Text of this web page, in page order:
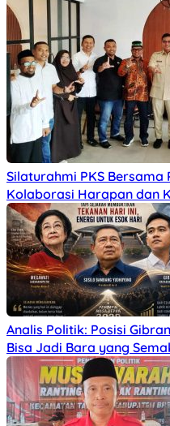
Silaturahmi PKS Bersama
Kolaborasi Harapan dan
Analis Politik: Posisi
Bisa Jadi Bara yang